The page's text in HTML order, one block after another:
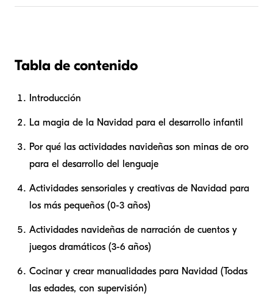
Tabla de contenido
Introducción
La magia de la Navidad para el desarrollo infantil
Por qué las actividades navideñas son minas de oro
para el desarrollo del lenguaje
Actividades sensoriales y creativas de Navidad para
los más pequeños (0-3 años)
Actividades navideñas de narración de cuentos y
juegos dramáticos (3-6 años)
Cocinar y crear manualidades para Navidad (Todas
las edades, con supervisión)